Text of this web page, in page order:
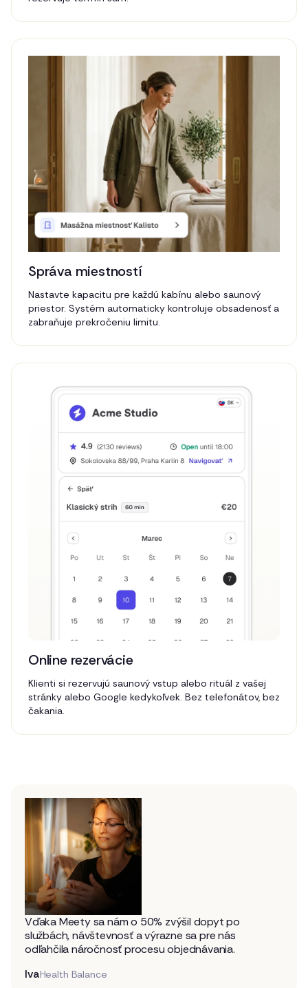
Správa miestností
Nastavte kapacitu pre každú kabínu alebo saunový
priestor. Systém automaticky kontroluje obsadenosť a
zabraňuje prekročeniu limitu.
Online rezervácie
Klienti si rezervujú saunový vstup alebo rituál z vašej
stránky alebo Google kedykoľvek. Bez telefonátov, bez
čakania.
Vďaka Meety sa nám o 50% zvýšil dopyt po
službách, návštevnosť a výrazne sa pre nás
odľahčila náročnosť procesu objednávania.
IvaHealth Balance